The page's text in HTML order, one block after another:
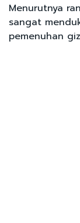
Menurutnya
sangat
pemenuhan